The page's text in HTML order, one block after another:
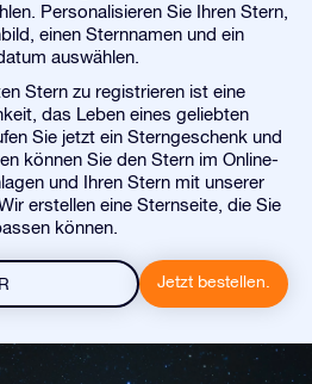
Personalisieren Sie Ihren Stern,
einen Sternnamen und ein
auswählen.
Stern zu registrieren ist eine
das Leben eines geliebten
Sie jetzt ein Sterngeschenk und
können Sie den Stern im Online-
und Ihren Stern mit unserer
erstellen eine Sternseite, die Sie
können.
Jetzt bestellen.